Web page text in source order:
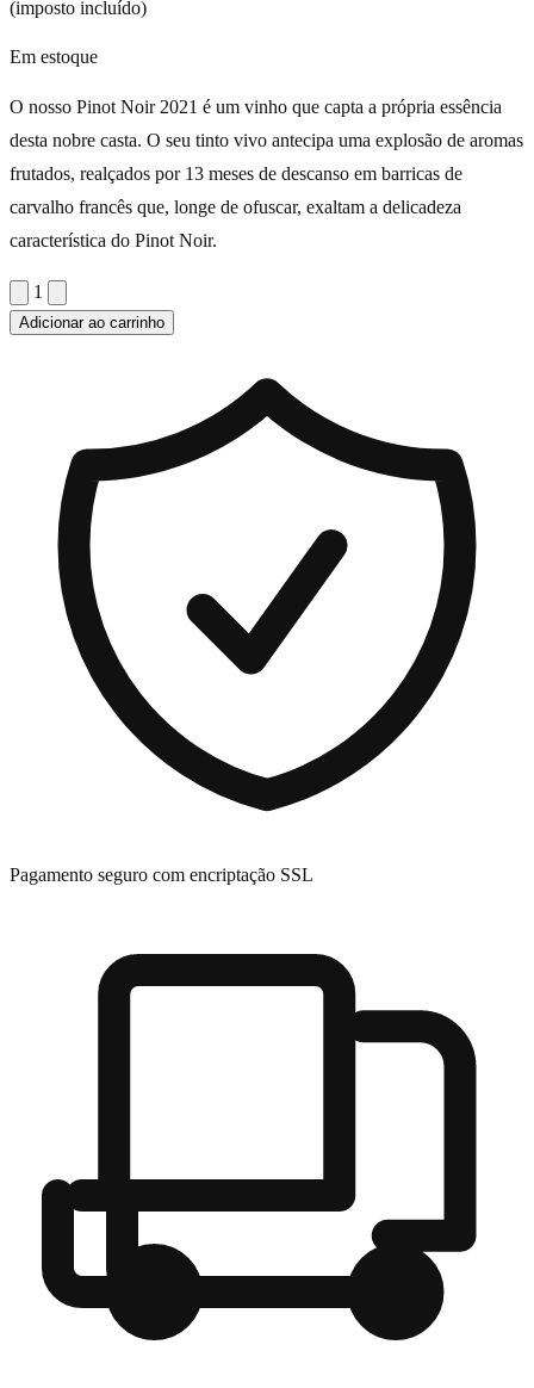
(imposto incluído)
Em estoque
O nosso Pinot Noir 2021 é um vinho que capta a própria essência
desta nobre casta. O seu tinto vivo antecipa uma explosão de aromas
frutados, realçados por 13 meses de descanso em barricas de
carvalho francês que, longe de ofuscar, exaltam a delicadeza
característica do Pinot Noir.
1
Adicionar ao carrinho
Pagamento seguro com encriptação SSL